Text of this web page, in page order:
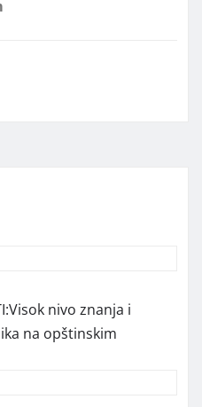
nivo znanja i
na opštinskim